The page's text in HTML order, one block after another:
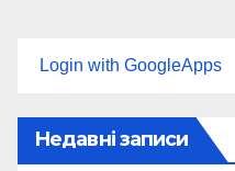
Login with GoogleApps
Недавні записи